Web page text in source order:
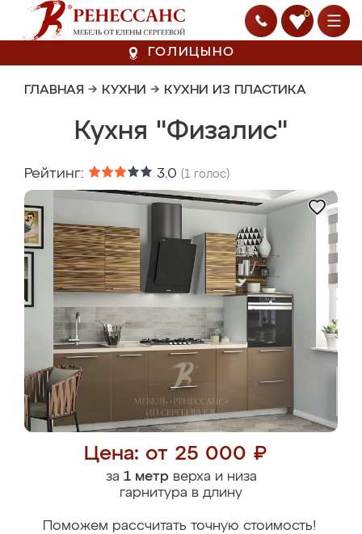
0
ГОЛИЦЫНО
ГЛАВНАЯ → КУХНИ → КУХНИ ИЗ ПЛАСТИКА
Кухня "Физалис"
Рейтинг: 3.0 (1 голос)
Цена: от 25 000 ₽
за 1 метрверха и низа
гарнитура в длину
Поможем рассчитать точную стоимость!